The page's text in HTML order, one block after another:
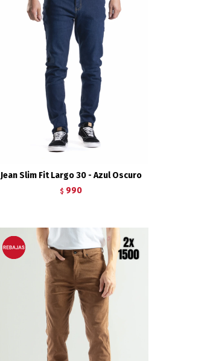
Jean Slim Fit Largo 30 - Azul Oscuro
$ 990